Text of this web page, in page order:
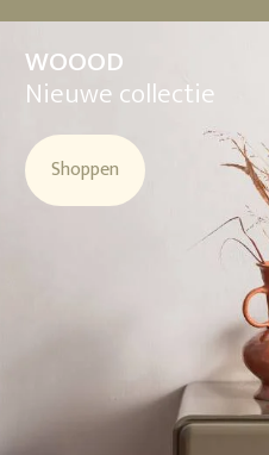
WOOOD
Nieuwe collectie
Shoppen